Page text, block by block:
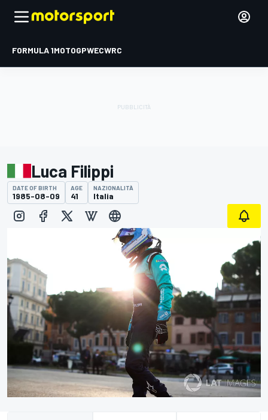
FORMULA 1MOTOGPWECWRC
Luca Filippi
DATE OF BIRTH
1985-08-09
AGE
41
NAZIONALITÀ
Italia